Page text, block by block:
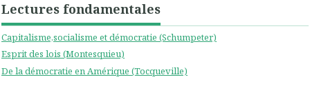
Lectures fondamentales
Capitalisme,socialisme et démocratie (Schumpeter)
Esprit des lois (Montesquieu)
De la démocratie en Amérique (Tocqueville)